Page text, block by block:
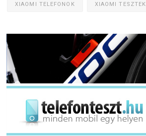
XIAOMI TELEFONOK XIAOMI TESZTEK